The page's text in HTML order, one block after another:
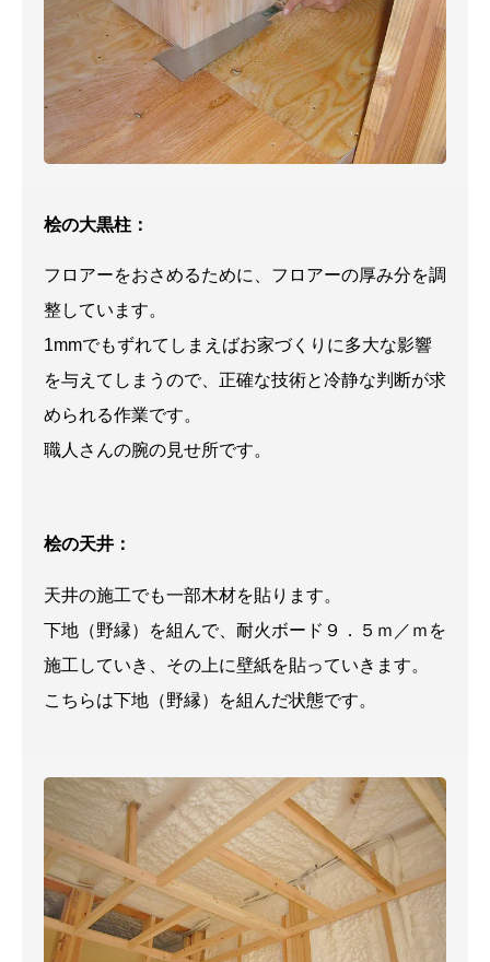
賃貸住宅
施工事例
オーナーの声
材料から不動産までトータ
ルサポート
桧の大黒柱：
フロアーをおさめるために、フロアーの厚み分を調
整しています。
1mmでもずれてしまえばお家づくりに多大な影響
を与えてしまうので、正確な技術と冷静な判断が求
められる作業です。
職人さんの腕の見せ所です。
桧の天井：
天井の施工でも一部木材を貼ります。
下地（野縁）を組んで、耐火ボード９．５ｍ／ｍを
施工していき、その上に壁紙を貼っていきます。
こちらは下地（野縁）を組んだ状態です。